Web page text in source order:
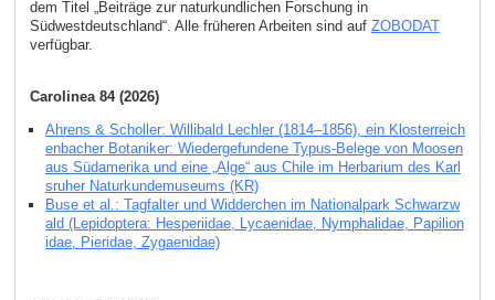
dem Titel „Beiträge zur naturkundlichen Forschung in
Südwestdeutschland“. Alle früheren Arbeiten sind auf ZOBODAT
verfügbar.
Carolinea 84 (2026)
Ahrens & Scholler: Willibald Lechler (1814–1856), ein Klosterreich
enbacher Botaniker: Wiedergefundene Typus-Belege von Moosen
aus Südamerika und eine „Alge“ aus Chile im Herbarium des Karl
sruher Naturkundemuseums (KR)
Buse et al.: Tagfalter und Widderchen im Nationalpark Schwarzw
ald (Lepidoptera: Hesperiidae, Lycaenidae, Nymphalidae, Papilion
idae, Pieridae, Zygaenidae)